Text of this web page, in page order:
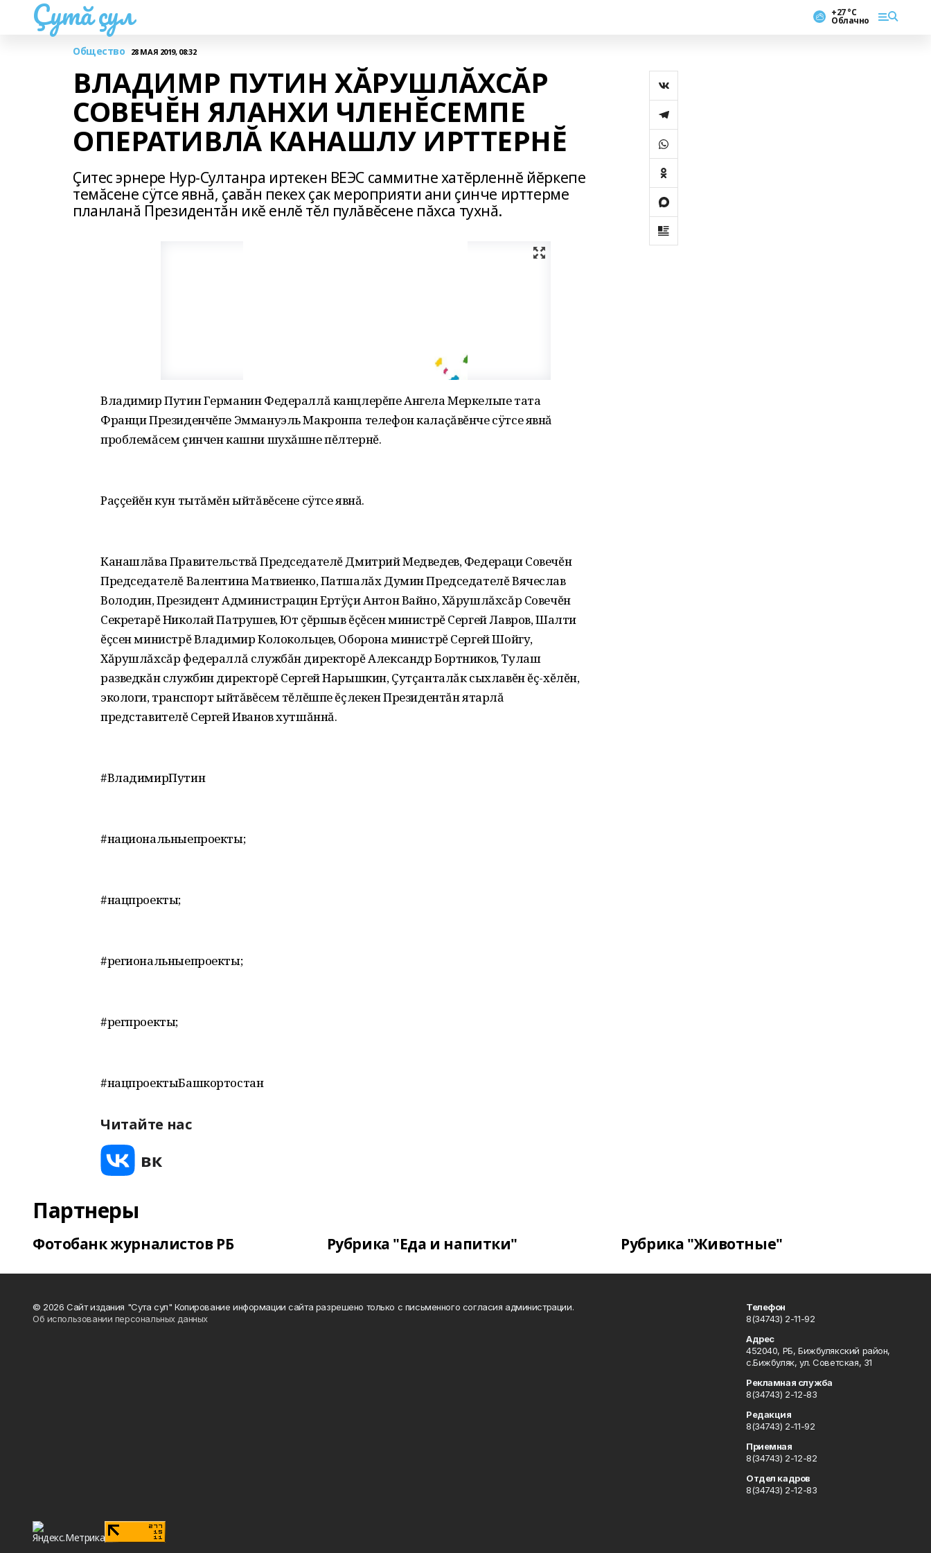
Çутă çул +27 °С
Облачно
Общество 28 МАЯ 2019, 08:32
ВЛАДИМР ПУТИН ХĂРУШЛĂХСĂР
СОВЕЧĔН ЯЛАНХИ ЧЛЕНĔСЕМПЕ
ОПЕРАТИВЛĂ КАНАШЛУ ИРТТЕРНĔ
Çитес эрнере Нур-Султанра иртекен ВЕЭС саммитне хатĕрленнĕ йĕркепе
темăсене сÿтсе явнă, çавăн пекех çак мероприяти ани çинче ирттерме
планланă Президентăн икĕ енлĕ тĕл пулăвĕсене пăхса тухнă.
Владимир Путин Германин Федераллă канцлерĕпе Ангела Меркельпе тата
Франци Президенчĕпе Эммануэль Макронпа телефон калаçăвĕнче сÿтсе явнă
проблемăсем çинчен кашни шухăшне пĕлтернĕ.
Раççейĕн кун тытăмĕн ыйтăвĕсене сÿтсе явнă.
Канашлăва Правительствă Председателĕ Дмитрий Медведев, Федераци Совечĕн
Председателĕ Валентина Матвиенко, Патшалăх Думин Председателĕ Вячеслав
Володин, Президент Администрацин Ертÿçи Антон Вайно, Хăрушлăхсăр Совечĕн
Секретарĕ Николай Патрушев, Ют çĕршыв ĕçĕсен министрĕ Сергей Лавров, Шалти
ĕçсен министрĕ Владимир Колокольцев, Оборона министрĕ Сергей Шойгу,
Хăрушлăхсăр федераллă службăн директорĕ Александр Бортников, Тулаш
разведкăн службин директорĕ Сергей Нарышкин, Çутçанталăк сыхлавĕн ĕç-хĕлĕн,
экологи, транспорт ыйтăвĕсем тĕлĕшпе ĕçлекен Президентăн ятарлă
представителĕ Сергей Иванов хутшăннă.
#ВладимирПутин
#национальныепроекты;
#нацпроекты;
#региональныепроекты;
#регпроекты;
#нацпроектыБашкортостан
Читайте нас
Партнеры
Фотобанк журналистов РБ Рубрика "Еда и напитки" Рубрика "Животные"
© 2026 Сайт издания "Сута сул" Копирование информации сайта разрешено только с письменного согласия администрации.
Об использовании персональных данных
Телефон
8(34743) 2-11-92
Адрес
452040, РБ, Бижбулякский район,
с.Бижбуляк, ул. Советская, 31
Рекламная служба
8(34743) 2-12-83
Редакция
8(34743) 2-11-92
Приемная
8(34743) 2-12-82
Отдел кадров
8(34743) 2-12-83